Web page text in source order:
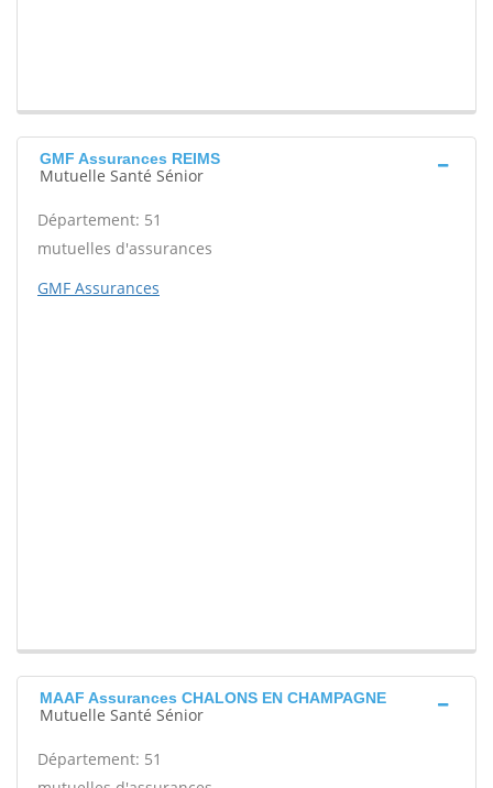
GMF Assurances REIMS
Mutuelle Santé Sénior
Département: 51
mutuelles d'assurances
GMF Assurances
MAAF Assurances CHALONS EN CHAMPAGNE
Mutuelle Santé Sénior
Département: 51